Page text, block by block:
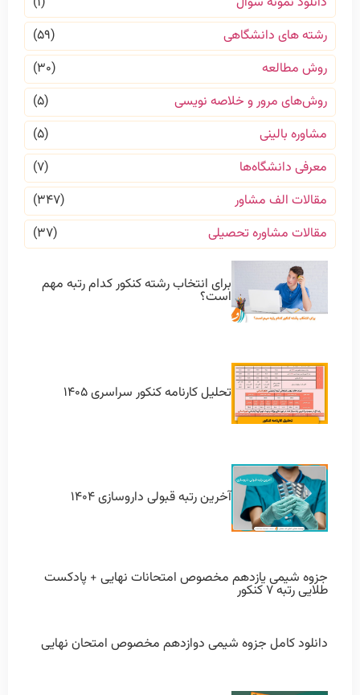
رشته های دانشگاهی
(۵۹)
روش مطالعه
(۳۰)
روش‌های مرور و خلاصه نویسی
(۵)
مشاوره بالینی
(۵)
معرفی دانشگاه‌ها
(۷)
مقالات الف مشاور
(۳۴۷)
مقالات مشاوره تحصیلی
(۳۷)
برای انتخاب رشته کنکور کدام رتبه مهم
است؟
تحلیل کارنامه کنکور سراسری ۱۴۰۵
آخرین رتبه قبولی داروسازی ۱۴۰۴
جزوه شیمی یازدهم مخصوص امتحانات نهایی + پادکست
طلایی رتبه ۷ کنکور
دانلود کامل جزوه شیمی دوازدهم مخصوص امتحان نهایی